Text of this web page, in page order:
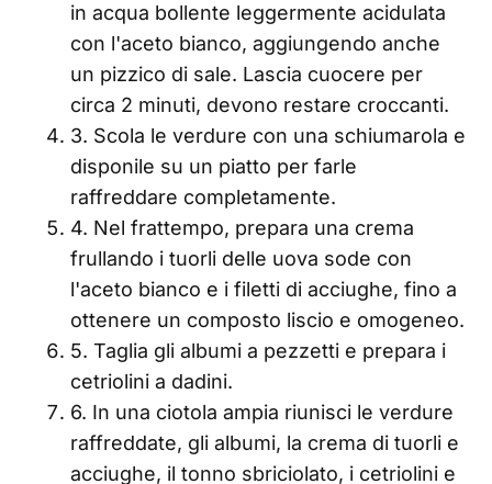
in acqua bollente leggermente acidulata
con l'aceto bianco, aggiungendo anche
un pizzico di sale. Lascia cuocere per
circa 2 minuti, devono restare croccanti.
3. Scola le verdure con una schiumarola e
disponile su un piatto per farle
raffreddare completamente.
4. Nel frattempo, prepara una crema
frullando i tuorli delle uova sode con
l'aceto bianco e i filetti di acciughe, fino a
ottenere un composto liscio e omogeneo.
5. Taglia gli albumi a pezzetti e prepara i
cetriolini a dadini.
6. In una ciotola ampia riunisci le verdure
raffreddate, gli albumi, la crema di tuorli e
acciughe, il tonno sbriciolato, i cetriolini e